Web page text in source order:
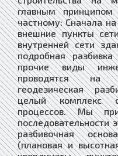
главным
частному: Сначала
внешние пункты
внутренней сети
подробная
прочие виды
проводятся на
геодезическая
целый комплекс
процессов. Мы
последовательности
разбивочная
(плановая и